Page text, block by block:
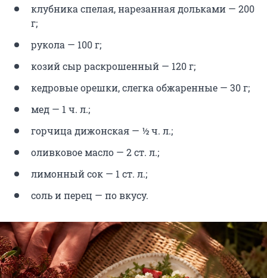
клубника спелая, нарезанная дольками — 200
г;
рукола — 100 г;
козий сыр раскрошенный — 120 г;
кедровые орешки, слегка обжаренные — 30 г;
мед — 1 ч. л.;
горчица дижонская — ½ ч. л.;
оливковое масло — 2 ст. л.;
лимонный сок — 1 ст. л.;
соль и перец — по вкусу.